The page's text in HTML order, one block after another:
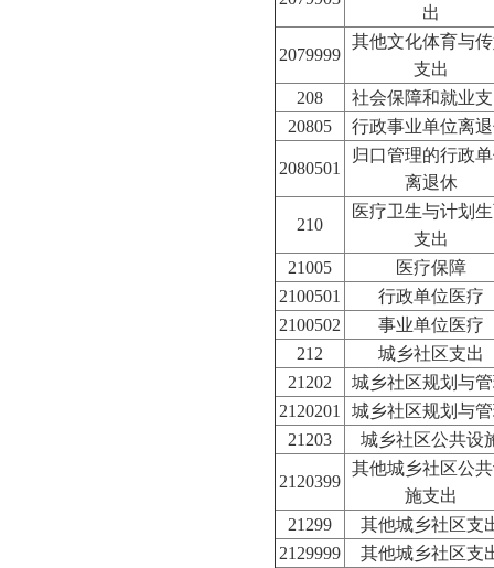
出
2079999
其他文化体育与
支出
208
社会保障和就业
20805
行政事业单位离
2080501
归口管理的行政
离退休
210
医疗卫生与计划
支出
21005
医疗保障
2100501
行政单位医疗
2100502
事业单位医疗
212
城乡社区支出
21202
城乡社区规划与
2120201
城乡社区规划与
21203
城乡社区公共设
2120399
其他城乡社区公
施支出
21299
其他城乡社区支
2129999
其他城乡社区支